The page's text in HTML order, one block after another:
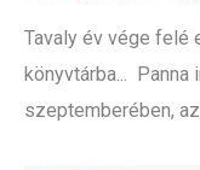
Tavaly év vége felé
könyvtárba...
szeptemberében,